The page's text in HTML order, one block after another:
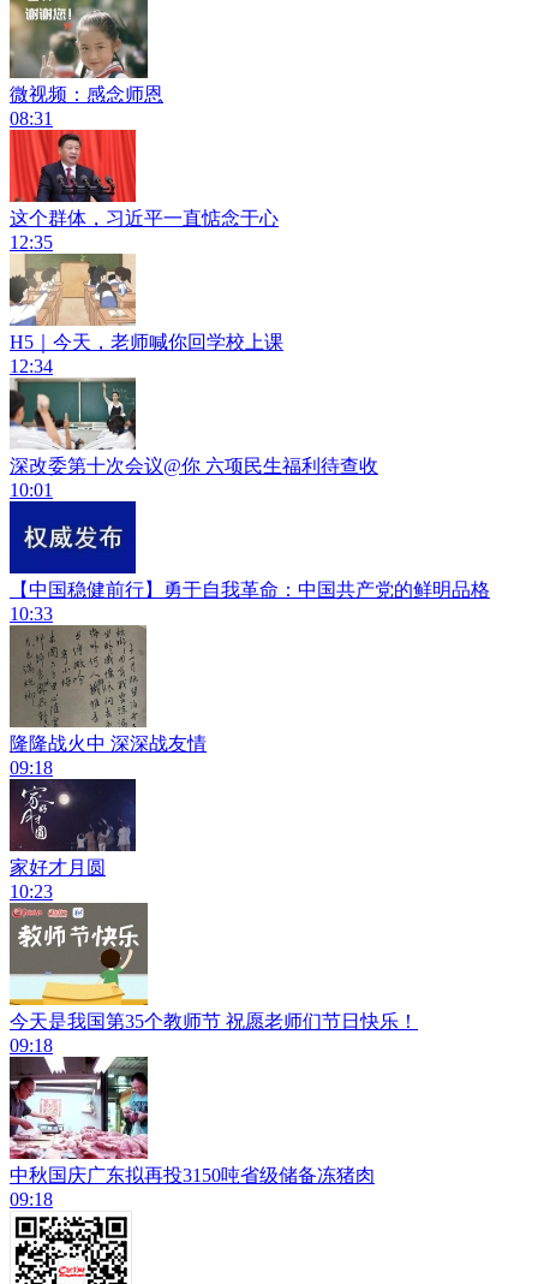
微视频：感念师恩
08:31
这个群体，习近平一直惦念于心
12:35
H5｜今天，老师喊你回学校上课
12:34
深改委第十次会议@你 六项民生福利待查收
10:01
【中国稳健前行】勇于自我革命：中国共产党的鲜明品格
10:33
隆隆战火中 深深战友情
09:18
家好才月圆
10:23
今天是我国第35个教师节 祝愿老师们节日快乐！
09:18
中秋国庆广东拟再投3150吨省级储备冻猪肉
09:18